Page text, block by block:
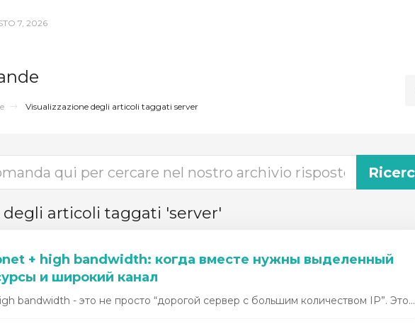
7, 2026
Visualizzazione degli articoli taggati server
degli articoli taggati 'server'
+ high bandwidth: когда вместе нужны выделенный
и широкий канал
bandwidth - это не просто “дорогой сервер с большим количеством IP”. Это...